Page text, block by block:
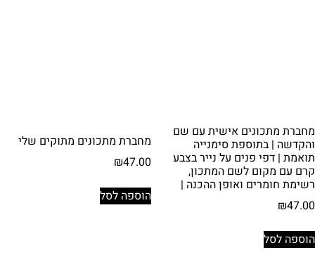
מחברת מתכונים אישית עם שם
והקדשה | בתוספת סימנייה
תואמת | דפי פנים על נייר בצבע
קרם עם מקום לשם המתכון,
רשימת חומרים ואופן ההכנה |
₪47.00
הוספה לסל
מחברת מתכונים מתוקים שלי
₪47.00
הוספה לסל